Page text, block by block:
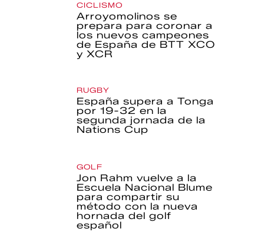
CICLISMO
Arroyomolinos se
prepara para coronar a
los nuevos campeones
de España de BTT XCO
y XCR
RUGBY
España supera a Tonga
por 19-32 en la
segunda jornada de la
Nations Cup
GOLF
Jon Rahm vuelve a la
Escuela Nacional Blume
para compartir su
método con la nueva
hornada del golf
español